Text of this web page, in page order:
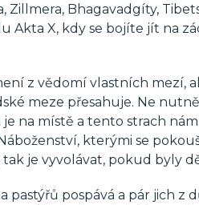
Zillmera, Bhagavadgíty,
Akta X, kdy se bojíte jít na
z vědomí vlastních mezí,
meze přesahuje. Ne
na místě a tento strach
kterými se
je vyvolávat, pokud byly
pastýřů pospává a pár jich z